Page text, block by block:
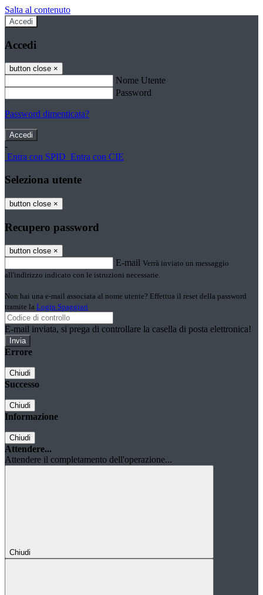
Salta al contenuto
Accedi
Accedi
button close ×
Nome Utente
Password
Password dimenticata?
-
Entra con SPID Entra con CIE
Seleziona utente
button close ×
Recupero password
button close ×
E-mail Verrà inviato un messaggio
all'indirizzo indicato con le istruzioni necessarie.
Non hai una e-mail associata al nome utente? Effettua il reset della password
tramite la Login Spaggiari
E-mail inviata, si prega di controllare la casella di posta elettronica!
Errore
Chiudi
Successo
Chiudi
Informazione
Chiudi
Attendere...
Attendere il completamento dell'operazione...
Chiudi